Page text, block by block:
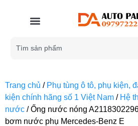
Trang chủ / Phụ tùng ô tô, phụ kiện,
kiện chính hãng số 1 Việt Nam / Hệ
nước / Ống nước nóng
bơm nước phụ Mercedes-Benz E